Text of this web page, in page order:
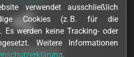
Copyright Arne
verwendet ausschließlich
Cookies (z. B. für die
Es werden keine Tracking- oder
Weitere Informationen